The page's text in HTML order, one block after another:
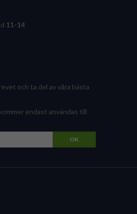
11-14
och ta del av våra bästa
endast användas till
OK